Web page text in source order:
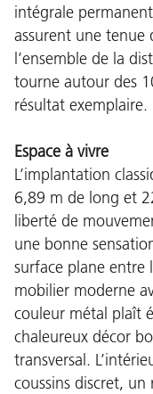
intégrale
assurent une tenue
l’ensemble de la
tourne autour des
résultat exemplaire.
Espace à vivre
L’implantation
6,89 m de long et
liberté de
une bonne
surface plane entre
mobilier moderne
couleur métal plaît
chaleureux décor
transversal.
coussins discret,